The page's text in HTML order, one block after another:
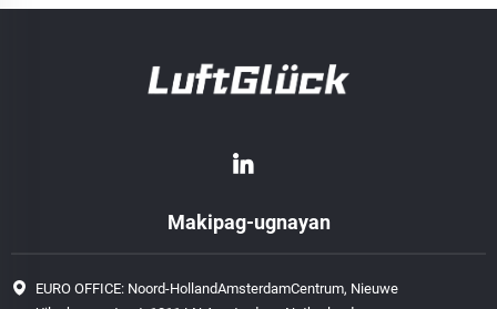
Makipag-ugnayan
EURO OFFICE: Noord-HollandAmsterdamCentrum, Nieuwe